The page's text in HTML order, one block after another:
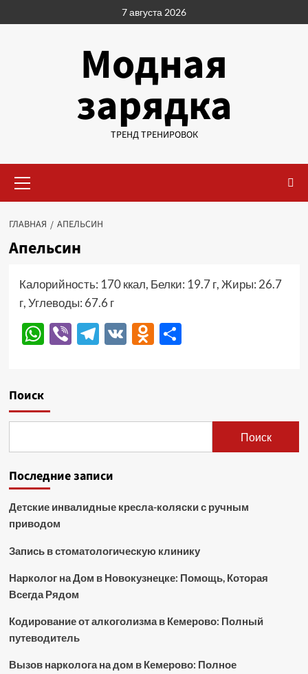
к
7 августа 2026
Модная
зарядка
ТРЕНД ТРЕНИРОВОК
меню
ГЛАВНАЯ АПЕЛЬСИН
Апельсин
Калорийность: 170 ккал, Белки: 19.7 г, Жиры: 26.7
г, Углеводы: 67.6 г
WhatsApp
ViberTelegram
VKOdnoklassniki
Отправить
Поиск
Поиск
Последние записи
Детские инвалидные кресла-коляски с ручным
приводом
Запись в стоматологическую клинику
Нарколог на Дом в Новокузнецке: Помощь, Которая
Всегда Рядом
Кодирование от алкоголизма в Кемерово: Полный
путеводитель
Вызов нарколога на дом в Кемерово: Полное